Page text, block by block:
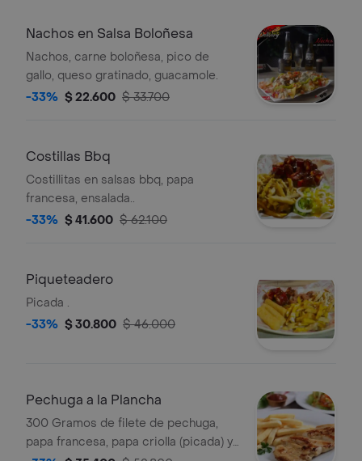
Nachos en Salsa Boloñesa
Nachos, carne boloñesa, pico de
gallo, queso gratinado, guacamole.
-33% $ 22.600 $ 33.700
Costillas Bbq
Costillitas en salsas bbq, papa
francesa, ensalada..
-33% $ 41.600 $ 62.100
Piqueteadero
Picada .
-33% $ 30.800 $ 46.000
Pechuga a la Plancha
300 Gramos de filete de pechuga,
papa francesa, papa criolla (picada) y